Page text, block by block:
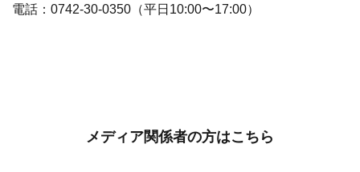
電話：0742-30-0350（平日10:00〜17:00）
メディア関係者の方はこちら